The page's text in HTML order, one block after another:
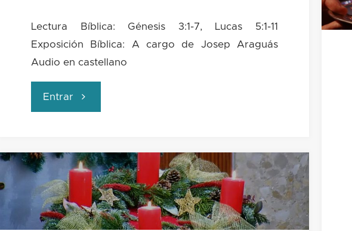
Lectura Bíblica: Génesis 3:1-7, Lucas 5:1-11
Exposición Bíblica: A cargo de Josep Araguás
Audio en castellano
Entrar "¿Obedecer
desobedecer?
es